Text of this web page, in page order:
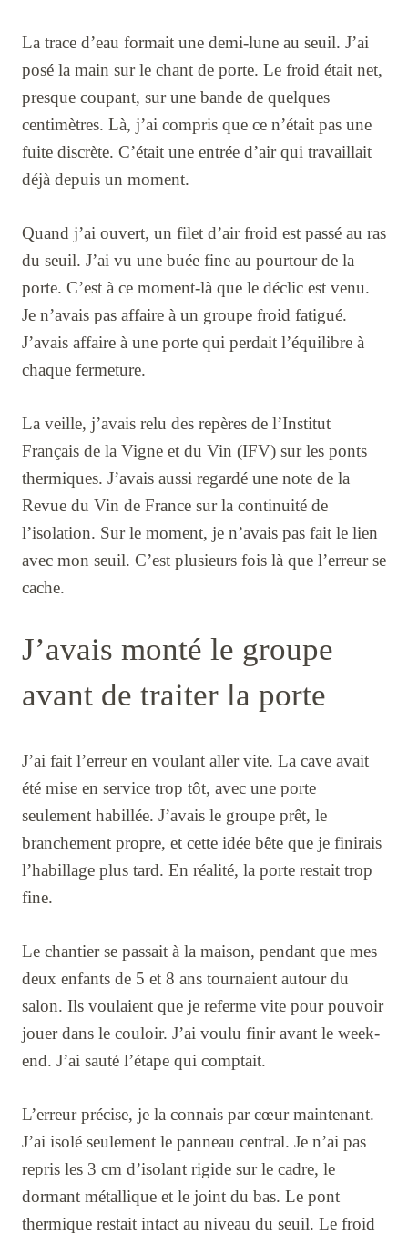
La trace d’eau formait une demi-lune au seuil. J’ai
posé la main sur le chant de porte. Le froid était net,
presque coupant, sur une bande de quelques
centimètres. Là, j’ai compris que ce n’était pas une
fuite discrète. C’était une entrée d’air qui travaillait
déjà depuis un moment.
Quand j’ai ouvert, un filet d’air froid est passé au ras
du seuil. J’ai vu une buée fine au pourtour de la
porte. C’est à ce moment-là que le déclic est venu.
Je n’avais pas affaire à un groupe froid fatigué.
J’avais affaire à une porte qui perdait l’équilibre à
chaque fermeture.
La veille, j’avais relu des repères de l’Institut
Français de la Vigne et du Vin (IFV) sur les ponts
thermiques. J’avais aussi regardé une note de la
Revue du Vin de France sur la continuité de
l’isolation. Sur le moment, je n’avais pas fait le lien
avec mon seuil. C’est plusieurs fois là que l’erreur se
cache.
J’avais monté le groupe
avant de traiter la porte
J’ai fait l’erreur en voulant aller vite. La cave avait
été mise en service trop tôt, avec une porte
seulement habillée. J’avais le groupe prêt, le
branchement propre, et cette idée bête que je finirais
l’habillage plus tard. En réalité, la porte restait trop
fine.
Le chantier se passait à la maison, pendant que mes
deux enfants de 5 et 8 ans tournaient autour du
salon. Ils voulaient que je referme vite pour pouvoir
jouer dans le couloir. J’ai voulu finir avant le week-
end. J’ai sauté l’étape qui comptait.
L’erreur précise, je la connais par cœur maintenant.
J’ai isolé seulement le panneau central. Je n’ai pas
repris les 3 cm d’isolant rigide sur le cadre, le
dormant métallique et le joint du bas. Le pont
thermique restait intact au niveau du seuil. Le froid